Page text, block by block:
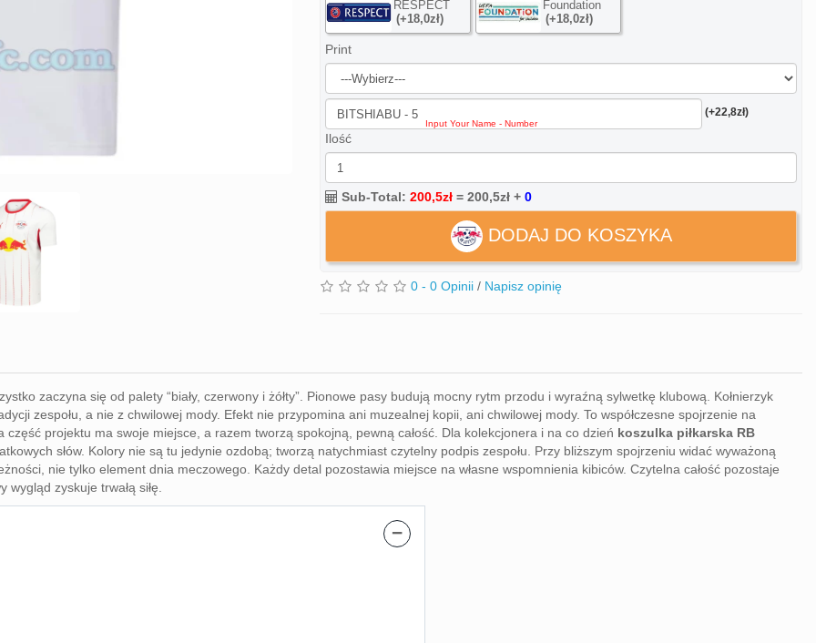
RESPECT
(+18,0zł)
Foundation
(+18,0zł)
Print
(+22,8zł)
Ilość
Sub-Total: 200,5zł = 200,5zł + 0
DODAJ DO KOSZYKA
0 - 0 Opinii / Napisz opinię
zaczyna się od palety “biały, czerwony i żółty”. Pionowe pasy budują mocny rytm przodu i wyraźną sylwetkę klubową. Kołnierzyk
zespołu, a nie z chwilowej mody. Efekt nie przypomina ani muzealnej kopii, ani chwilowej mody. To współczesne spojrzenie na
projektu ma swoje miejsce, a razem tworzą spokojną, pewną całość. Dla kolekcjonera i na co dzień koszulka piłkarska RB
słów. Kolory nie są tu jedynie ozdobą; tworzą natychmiast czytelny podpis zespołu. Przy bliższym spojrzeniu widać wyważoną
nie tylko element dnia meczowego. Każdy detal pozostawia miejsce na własne wspomnienia kibiców. Czytelna całość pozostaje
zyskuje trwałą siłę.
−